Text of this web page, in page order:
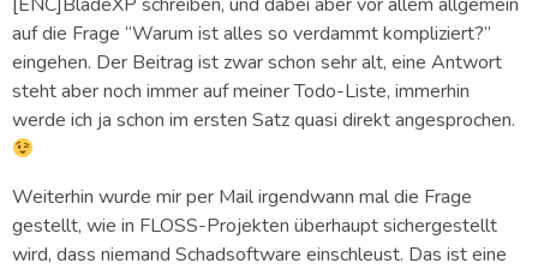
auf die Frage “Warum ist alles so verdammt kompliziert?”
eingehen. Der Beitrag ist zwar schon sehr alt, eine Antwort
steht aber noch immer auf meiner Todo-Liste, immerhin
werde ich ja schon im ersten Satz quasi direkt angesprochen.
Weiterhin wurde mir per Mail irgendwann mal die Frage
gestellt, wie in FLOSS-Projekten überhaupt sichergestellt
wird, dass niemand Schadsoftware einschleust. Das ist eine